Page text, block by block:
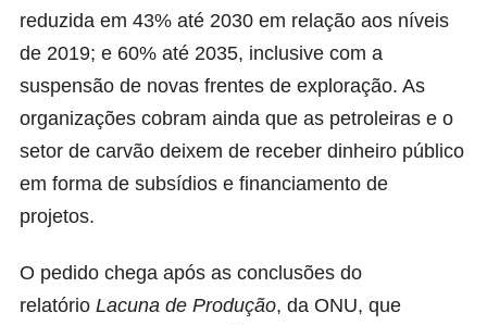
reduzida em 43% até 2030 em relação aos níveis
de 2019; e 60% até 2035, inclusive com a
suspensão de novas frentes de exploração. As
organizações cobram ainda que as petroleiras e o
setor de carvão deixem de receber dinheiro público
em forma de subsídios e financiamento de
projetos.
O pedido chega após as conclusões do
relatório Lacuna de Produção, da ONU, que